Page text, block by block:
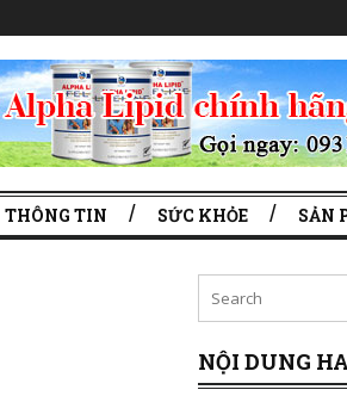
THÔNG TIN SỨC KHỎE SẢN
NỘI DUNG